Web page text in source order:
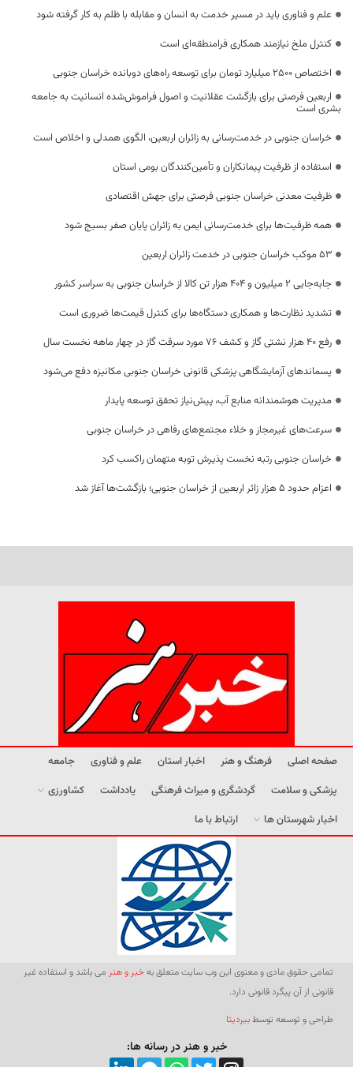
علم و فناوری باید در مسیر خدمت به انسان و مقابله با ظلم به کار گرفته شود
کنترل ملخ نیازمند همکاری فرامنطقه‌ای است
اختصاص 2500 میلیارد تومان برای توسعه راه‌های دوبانده خراسان جنوبی
اربعین فرصتی برای بازگشت عقلانیت و اصول فراموش‌شده انسانیت به جامعه
بشری است
خراسان جنوبی در خدمت‌رسانی به زائران اربعین، الگوی همدلی و اخلاص است
استفاده از ظرفیت پیمانکاران و تأمین‌کنندگان بومی استان
ظرفیت معدنی خراسان جنوبی فرصتی برای جهش اقتصادی
همه ظرفیت‌ها برای خدمت‌رسانی ایمن به زائران پایان صفر بسیج شود
53 موکب خراسان جنوبی در خدمت زائران اربعین
جابه‌جایی 2 میلیون و 404 هزار تن کالا از خراسان جنوبی به سراسر کشور
تشدید نظارت‌ها و همکاری دستگاه‌ها برای کنترل قیمت‌ها ضروری است
رفع 40 هزار نشتی گاز و کشف 76 مورد سرقت گاز در چهار ماهه نخست سال
پسماندهای آزمایشگاهی پزشکی قانونی خراسان جنوبی مکانیزه دفع می‌شود
مدیریت هوشمندانه منابع آب، پیش‌نیاز تحقق توسعه پایدار
سرعت‌های غیرمجاز و خلاء مجتمع‌های رفاهی در خراسان جنوبی
خراسان جنوبی رتبه نخست پذیرش توبه متهمان راکسب کرد
اعزام حدود 5 هزار زائر اربعین از خراسان جنوبی؛ بازگشت‌ها آغاز شد
صفحه اصلی فرهنگ و هنر اخبار استان علم و فناوری
جامعه
پزشکی و سلامت
گردشگری و میراث فرهنگی یادداشت
کشاورزی
اخبار شهرستان ها
ارتباط با ما
تمامی حقوق مادی و معنوی این وب سایت متعلق بهخبر و هنر می باشد و استفاده غیر
قانونی از آن پیگرد قانونی دارد.
طراحی و توسعه توسطبیردیتا
خبر و هنر در رسانه ها: